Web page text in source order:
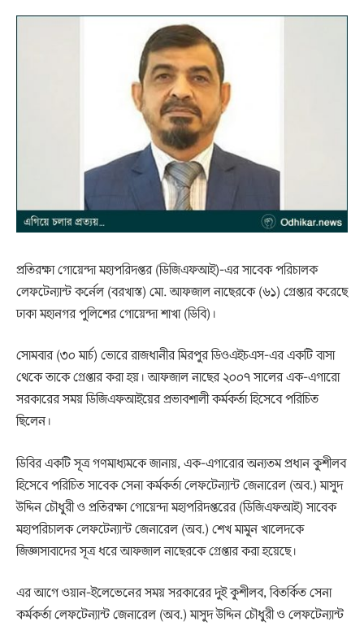
প্রতিরক্ষা গোয়েন্দা মহাপরিদপ্তর (ডিজিএফআই)-এর সাবেক পরিচালক
লেফটেন্যান্ট কর্নেল (বরখাস্ত) মো. আফজাল নাছেরকে (৬১) গ্রেপ্তার করেছে
ঢাকা মহানগর পুলিশের গোয়েন্দা শাখা (ডিবি)।
সোমবার (৩০ মার্চ) ভোরে রাজধানীর মিরপুর ডিওএইচএস-এর একটি বাসা
থেকে তাকে গ্রেপ্তার করা হয়। আফজাল নাছের ২০০৭ সালের এক-এগারো
সরকারের সময় ডিজিএফআইয়ের প্রভাবশালী কর্মকর্তা হিসেবে পরিচিত
ছিলেন।
ডিবির একটি সূত্র গণমাধ্যমকে জানায়, এক-এগারোর অন্যতম প্রধান কুশীলব
হিসেবে পরিচিত সাবেক সেনা কর্মকর্তা লেফটেন্যান্ট জেনারেল (অব.) মাসুদ
উদ্দিন চৌধুরী ও প্রতিরক্ষা গোয়েন্দা মহাপরিদপ্তরের (ডিজিএফআই) সাবেক
মহাপরিচালক লেফটেন্যান্ট জেনারেল (অব.) শেখ মামুন খালেদকে
জিজ্ঞাসাবাদের সূত্র ধরে আফজাল নাছেরকে গ্রেপ্তার করা হয়েছে।
এর আগে ওয়ান-ইলেভেনের সময় সরকারের দুই কুশীলব, বিতর্কিত সেনা
কর্মকর্তা লেফটেন্যান্ট জেনারেল (অব.) মাসুদ উদ্দিন চৌধুরী ও লেফটেন্যান্ট